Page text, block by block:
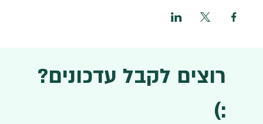
רוצים לקבל עדכונים?
:)